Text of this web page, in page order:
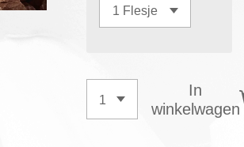
In
winkelwagen